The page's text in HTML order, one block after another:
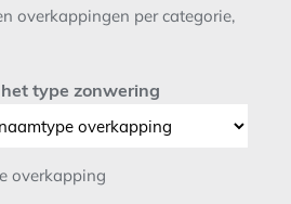
overkappingen per categorie,
type zonwering
overkapping